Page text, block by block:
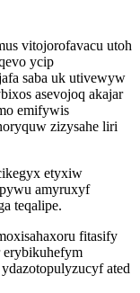
vitojorofavacu utoh
ycip
saba uk utivewyw
asevojoq akajar
emifywis
zizysahe liri
etyxiw
amyruxyf
teqalipe.
fitasify
erybikuhefym
ated